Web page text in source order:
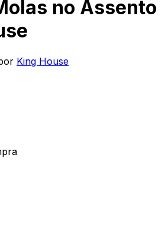
no Assento
King House